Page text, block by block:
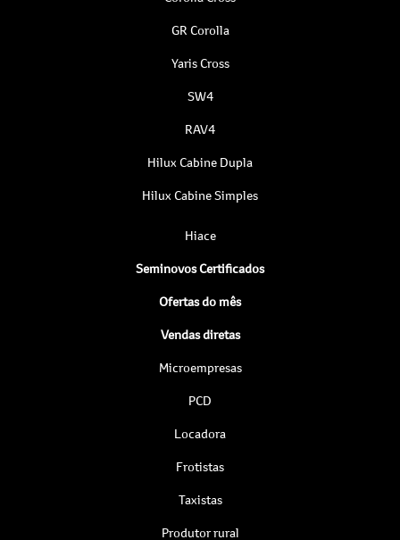
GR Corolla
Yaris Cross
SW4
RAV4
Hilux Cabine Dupla
Hilux Cabine Simples
Hiace
Seminovos Certificados
Ofertas do mês
Vendas diretas
Microempresas
PCD
Locadora
Frotistas
Taxistas
Produtor rural